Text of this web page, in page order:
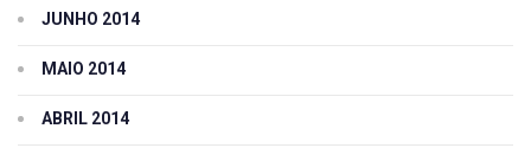
JUNHO 2014
MAIO 2014
ABRIL 2014